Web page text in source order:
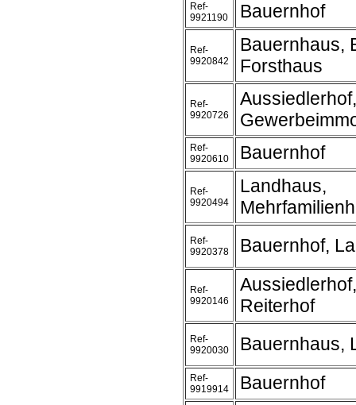
Ref-
9921190
Bauernhof
Ref-
9920842
Bauernhaus,
Forsthaus
Ref-
9920726
Ref-
9920610
Bauernhof
Ref-
9920494
Landhaus,
Ref-
9920378
Bauernhof,
Ref-
9920146
Reiterhof
Ref-
9920030
Bauernhaus,
Ref-
9919914
Bauernhof